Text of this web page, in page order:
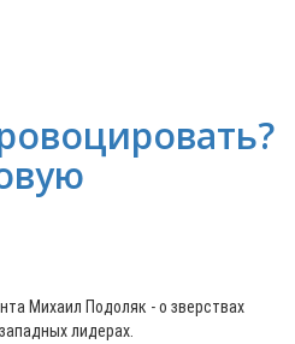
Михаил Подоляк - о зверствах
лидерах.